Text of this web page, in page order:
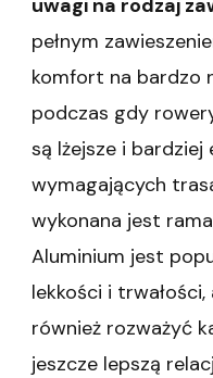
uwagi na rodzaj
pełnym
komfort na bardzo
podczas gdy
są lżejsze i
wymagających
wykonana jest
Aluminium jest
lekkości i
również rozważyć
jeszcze lepszą